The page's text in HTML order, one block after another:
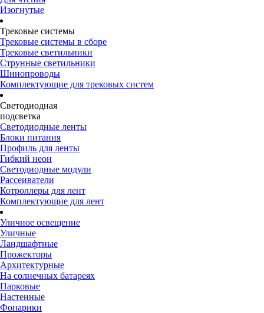
Изогнутые
Трековые системы
Трековые системы в сборе
Трековые светильники
Струнные светильники
Шинопроводы
Комплектующие для трековых систем
Светодиодная
подсветка
Светодиодные ленты
Блоки питания
Профиль для ленты
Гибкий неон
Светодиодные модули
Рассеиватели
Котроллеры для лент
Комплектующие для лент
Уличное освещение
Уличные
Ландшафтные
Прожекторы
Архитектурные
На солнечных батареях
Парковые
Настенные
Фонарики